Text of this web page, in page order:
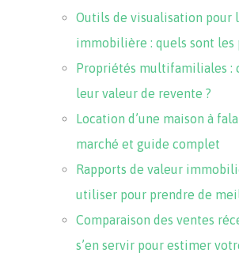
Outils de visualisation pour
immobilière : quels sont les
Propriétés multifamiliales :
leur valeur de revente ?
Location d’une maison à
marché et guide complet
Rapports de valeur
utiliser pour prendre de
Comparaison des ventes
s’en servir pour estimer